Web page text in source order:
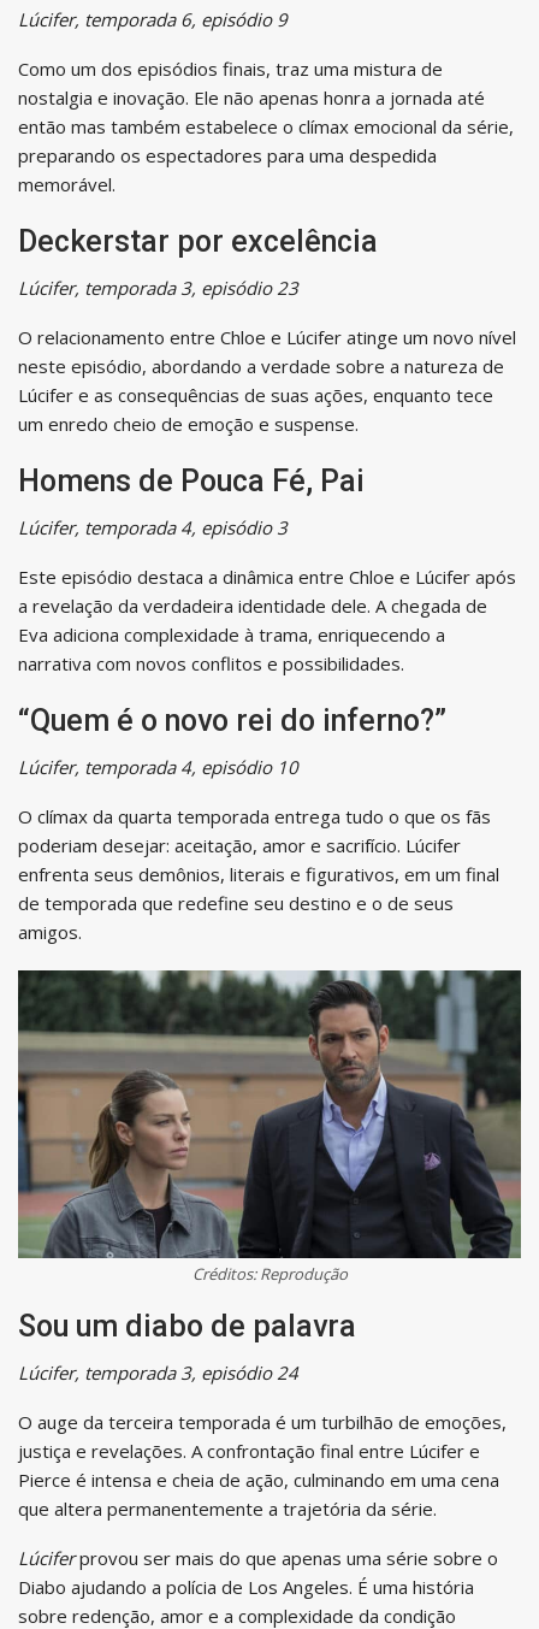
Lúcifer, temporada 6, episódio 9
Como um dos episódios finais, traz uma mistura de
nostalgia e inovação. Ele não apenas honra a jornada até
então mas também estabelece o clímax emocional da série,
preparando os espectadores para uma despedida
memorável.
Deckerstar por excelência
Lúcifer, temporada 3, episódio 23
O relacionamento entre Chloe e Lúcifer atinge um novo nível
neste episódio, abordando a verdade sobre a natureza de
Lúcifer e as consequências de suas ações, enquanto tece
um enredo cheio de emoção e suspense.
Homens de Pouca Fé, Pai
Lúcifer, temporada 4, episódio 3
Este episódio destaca a dinâmica entre Chloe e Lúcifer após
a revelação da verdadeira identidade dele. A chegada de
Eva adiciona complexidade à trama, enriquecendo a
narrativa com novos conflitos e possibilidades.
“Quem é o novo rei do inferno?”
Lúcifer, temporada 4, episódio 10
O clímax da quarta temporada entrega tudo o que os fãs
poderiam desejar: aceitação, amor e sacrifício. Lúcifer
enfrenta seus demônios, literais e figurativos, em um final
de temporada que redefine seu destino e o de seus
amigos.
Créditos: Reprodução
Sou um diabo de palavra
Lúcifer, temporada 3, episódio 24
O auge da terceira temporada é um turbilhão de emoções,
justiça e revelações. A confrontação final entre Lúcifer e
Pierce é intensa e cheia de ação, culminando em uma cena
que altera permanentemente a trajetória da série.
Lúciferprovou ser mais do que apenas uma série sobre o
Diabo ajudando a polícia de Los Angeles. É uma história
sobre redenção, amor e a complexidade da condição